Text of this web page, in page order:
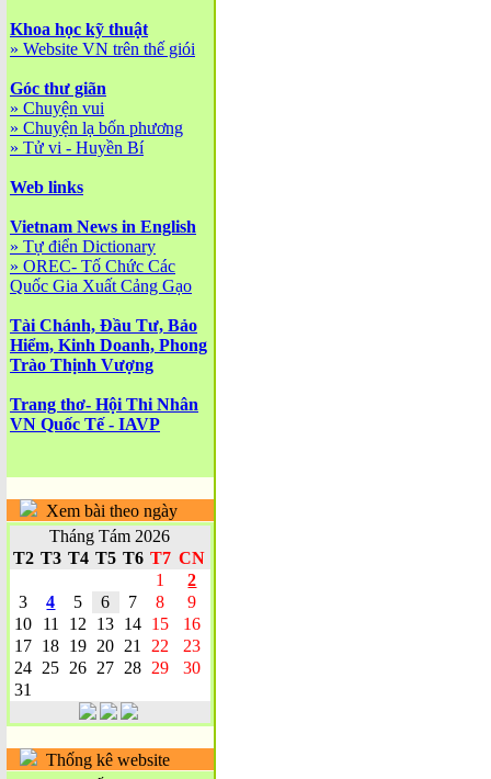
Khoa học kỹ thuật
» Website VN trên thế giói
Góc thư giãn
» Chuyện vui
» Chuyện lạ bốn phương
» Tử vi - Huyền Bí
Web links
Vietnam News in English
» Tự điển Dictionary
» OREC- Tố Chức Các
Quốc Gia Xuất Cảng Gạo
Tài Chánh, Đầu Tư, Bảo
Hiểm, Kinh Doanh, Phong
Trào Thịnh Vượng
Trang thơ- Hội Thi Nhân
VN Quốc Tế - IAVP
Xem bài theo ngày
Tháng Tám 2026
T2 T3 T4 T5 T6 T7 CN
1
2
3
4 5 6 7 8
9
10
11 12 13 14 15
16
17 18 19 20 21 22
23
24 25 26 27 28 29
30
31
Thống kê website